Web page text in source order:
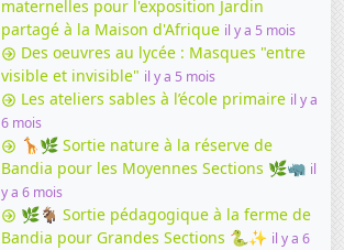
maternelles pour l'exposition Jardin
partagé à la Maison d'Afrique il y a 5 mois
Des oeuvres au lycée : Masques "entre
visible et invisible" il y a 5 mois
Les ateliers sables à l’école primaire il y a
6 mois
🦒🌿 Sortie nature à la réserve de
Bandia pour les Moyennes Sections 🌿🦏 il
y a 6 mois
🌿🐐 Sortie pédagogique à la ferme de
Bandia pour Grandes Sections 🐍✨ il y a 6